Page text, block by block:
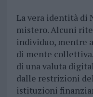
La vera identità di
mistero. Alcuni
individuo, mentre
di mente
di una valuta
dalle restrizioni
istituzioni